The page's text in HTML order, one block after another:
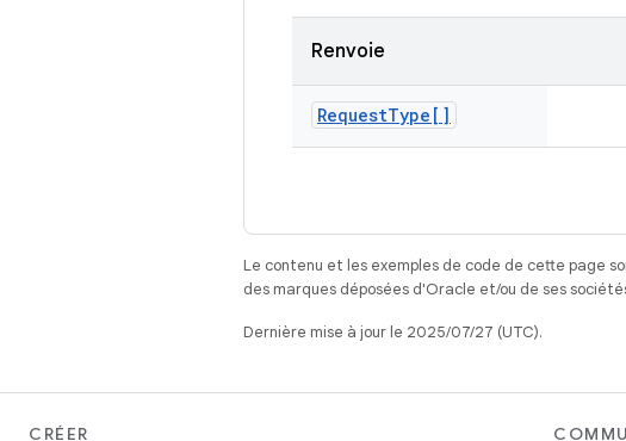
Renvoie
RequestType[]
Le contenu et les exemples de code de cette page
des marques déposées d'Oracle et/ou de ses
Dernière mise à jour le 2025/07/27 (UTC).
CRÉER